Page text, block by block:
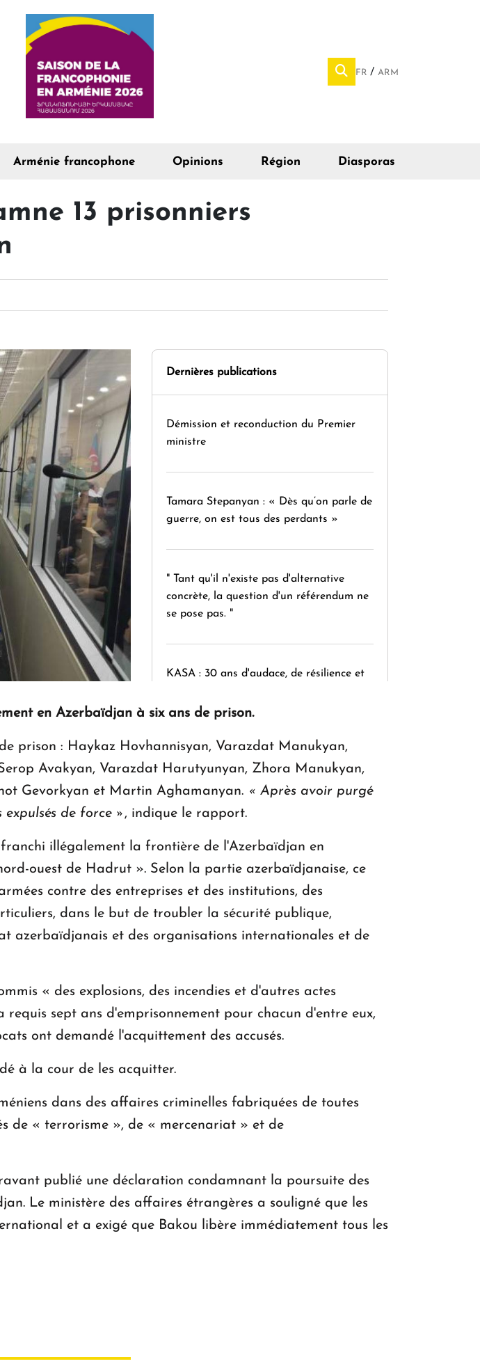
FR ARM
Arménie francophone Opinions Région Diasporas
13 prisonniers
Dernières publications
Démission et reconduction du Premier
ministre
Tamara Stepanyan : « Dès qu’on parle de
guerre, on est tous des perdants »
" Tant qu'il n'existe pas d'alternative
concrète, la question d'un référendum ne
se pose pas. "
KASA : 30 ans d'audace, de résilience et
Le premier hôtel Hyatt Regency
d'Arménie ouvrira ses portes à Dilijan
en Azerbaïdjan à six ans de prison.
prison : Haykaz Hovhannisyan, Varazdat Manukyan,
Avakyan, Varazdat Harutyunyan, Zhora Manukyan,
Gevorkyan et Martin Aghamanyan. « Après avoir purgé
de force », indique le rapport.
illégalement la frontière de l'Azerbaïdjan en
ouest de Hadrut ». Selon la partie azerbaïdjanaise, ce
contre des entreprises et des institutions, des
dans le but de troubler la sécurité publique,
azerbaïdjanais et des organisations internationales et de
« des explosions, des incendies et d'autres actes
sept ans d'emprisonnement pour chacun d'entre eux,
ont demandé l'acquittement des accusés.
à la cour de les acquitter.
dans des affaires criminelles fabriquées de toutes
de « terrorisme », de « mercenariat » et de
publié une déclaration condamnant la poursuite des
Le ministère des affaires étrangères a souligné que les
et a exigé que Bakou libère immédiatement tous les